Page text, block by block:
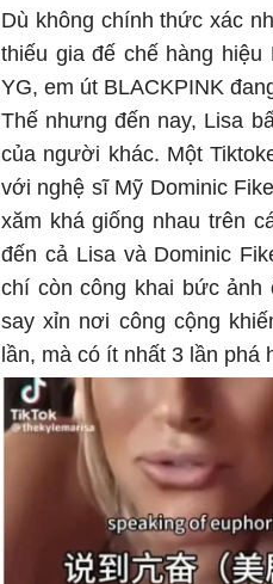
Dù không chính thức xác
thiếu gia đế chế hàng
YG, em út BLACKPINK
Thế nhưng đến nay, Lisa
của người khác. Một
với nghệ sĩ Mỹ Dominic
xăm khá giống nhau trên
đến cả Lisa và Dominic
chí còn công khai bức ảnh
say xỉn nơi công cộng
lần, mà có ít nhất 3 lần phá